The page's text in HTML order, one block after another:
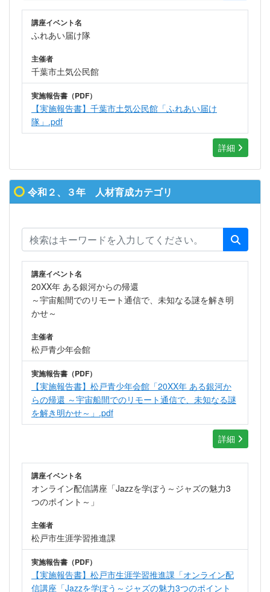
講座イベント名
ふれあい届け隊
主催者
千葉市土気公民館
実施報告書（PDF）
【実施報告書】千葉市土気公民館「ふれあい届け
隊」.pdf
詳細
令和２、３年 人材育成カテゴリ
講座イベント名
20XX年 ある銀河からの帰還
～宇宙船間でのリモート通信で、未知なる謎を解き明
かせ～
主催者
松戸青少年会館
実施報告書（PDF）
【実施報告書】松戸青少年会館「20XX年 ある銀河か
らの帰還 ～宇宙船間でのリモート通信で、未知なる謎
を解き明かせ～」.pdf
詳細
講座イベント名
オンライン配信講座「Jazzを学ぼう～ジャズの魅力3
つのポイント～」
主催者
松戸市生涯学習推進課
実施報告書（PDF）
【実施報告書】松戸市生涯学習推進課「オンライン配
信講座「Jazzを学ぼう～ジャズの魅力3つのポイント